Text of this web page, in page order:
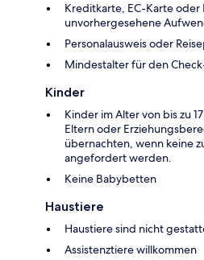
Kreditkarte, EC-Karte
unvorhergesehene
Personalausweis oder
Mindestalter für den
Kinder
Kinder im Alter von bis zu
Eltern oder
übernachten, wenn keine
angefordert werden.
Keine Babybetten
Haustiere
Haustiere sind nicht
Assistenztiere willkommen